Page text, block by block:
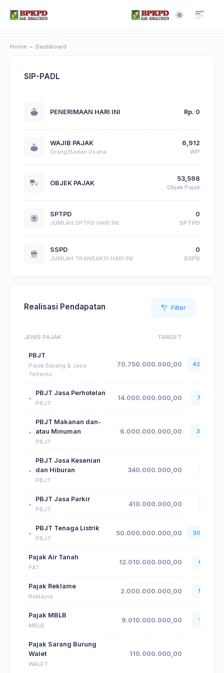
Home Dashboard
SIP-PADL
PENERIMAAN HARI INI Rp. 0
WAJIB PAJAK
Orang/Badan Usaha
6,912
WP
OBJEK PAJAK
53,598
Objek Pajak
SPTPD
JUMLAH SPTPD HARI INI
0
SPTPD
SSPD
JUMLAH TRANSAKSI HARI INI
0
SSPD
Realisasi Pendapatan Filter
JENIS PAJAK TARGET
PBJT
Pajak Barang & Jasa
Tertentu
70.750.000.000,00
PBJT Jasa Perhotelan
PBJT
14.000.000.000,00
PBJT Makanan dan-
atau Minuman
PBJT
6.000.000.000,00
PBJT Jasa Kesenian
dan Hiburan
PBJT
340.000.000,00
PBJT Jasa Parkir
PBJT
410.000.000,00
PBJT Tenaga Listrik
PBJT
50.000.000.000,00
Pajak Air Tanah
PAT
12.010.000.000,00
Pajak Reklame
Reklame
2.000.000.000,00
Pajak MBLB
MBLB
9.010.000.000,00
Pajak Sarang Burung
Walet
WALET
110.000.000,00